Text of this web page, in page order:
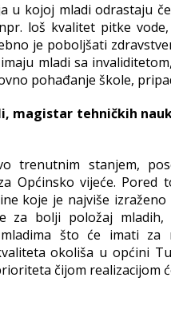
u kojoj mladi odrastaju
loš kvalitet pitke
je poboljšati
mladi sa
pohađanje škole,
magistar tehničkih
trenutnim stanjem,
Općinsko vijeće.
koje je najviše
za bolji položaj mladih,
što će imati za
okoliša u općini
čijom realizacijom